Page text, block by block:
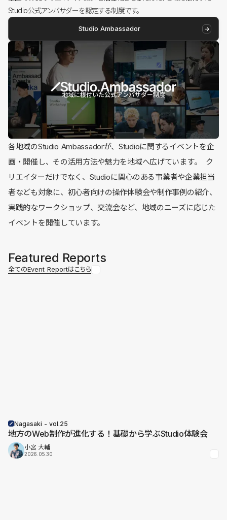
Studio公式アンバサダーを認定する制度です。
Studio Ambassador
地域に根付いた公式アンバサダー制度
各地域のStudio Ambassadorが、Studioに関するイベントを企
画・開催し、その活用方法や魅力を地域へ広げています。 ク
リエイターだけでなく、Studioに関心のある事業者や企業担当
者なども対象に、初心者向けの操作体験会や制作事例の紹介、
実践的なワークショップ、交流会など、地域のニーズに応じた
イベントを開催しています。
Featured Reports
全てのEvent Reportはこちら
Nagasaki - vol.25
地方のWeb制作が進化する！基礎から学ぶStudio体験会
小宮 大輔
2026.05.30